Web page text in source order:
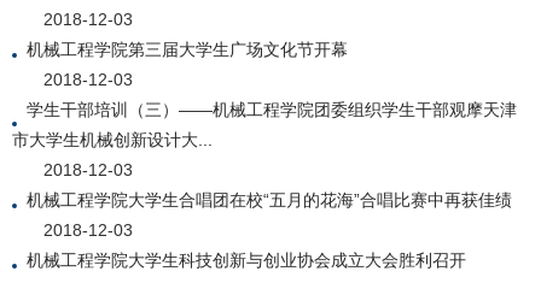
2018-12-03
机械工程学院第三届大学生广场文化节开幕
2018-12-03
学生干部培训（三）——机械工程学院团委组织学生干部观摩天津
市大学生机械创新设计大...
2018-12-03
机械工程学院大学生合唱团在校“五月的花海”合唱比赛中再获佳绩
2018-12-03
机械工程学院大学生科技创新与创业协会成立大会胜利召开